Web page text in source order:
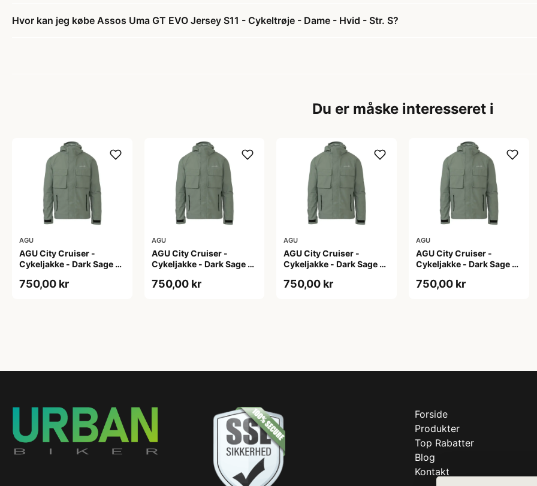
Hvor kan jeg købe Assos Uma GT EVO Jersey S11 - Cykeltrøje - Dame - Hvid - Str. S?
Du er måske interesseret i
AGU
AGU City Cruiser -
Cykeljakke - Dark Sage -
750,00 kr
AGU
AGU City Cruiser -
Cykeljakke - Dark Sage -
750,00 kr
AGU
AGU City Cruiser -
Cykeljakke - Dark Sage -
750,00 kr
AGU
AGU City Cruiser -
Cykeljakke - Dark Sage -
750,00 kr
Forside
Produkter
Top Rabatter
Blog
Kontakt